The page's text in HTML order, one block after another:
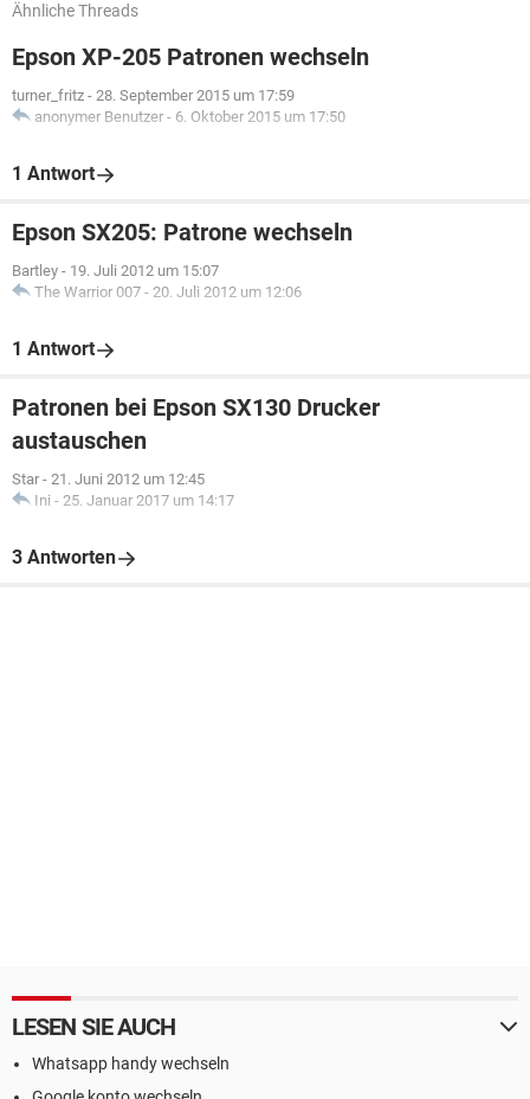
Ähnliche Threads
Epson XP-205 Patronen wechseln
turner_fritz - 28. September 2015 um 17:59
anonymer Benutzer - 6. Oktober 2015 um 17:50
1 Antwort
Epson SX205: Patrone wechseln
Bartley - 19. Juli 2012 um 15:07
The Warrior 007 - 20. Juli 2012 um 12:06
1 Antwort
Patronen bei Epson SX130 Drucker
austauschen
Star - 21. Juni 2012 um 12:45
Ini - 25. Januar 2017 um 14:17
3 Antworten
LESEN SIE AUCH
Whatsapp handy wechseln